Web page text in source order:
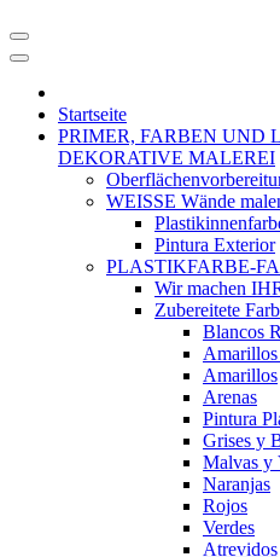
Startseite
PRIMER, FARBEN UND
DEKORATIVE MALEREI
WEISSE Wände
Pintura Exterior
PLASTIKFARBE-
Wir machen
Zubereitete
Blancos
Amarillos
Arenas
Pintura
Grises y
Malvas y
Naranjas
Rojos
Verdes
Atrevidos